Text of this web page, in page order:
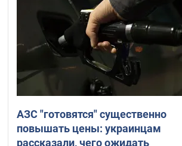
АЗС "готовятся" существенно
повышать цены: украинцам
рассказали, чего ожидать